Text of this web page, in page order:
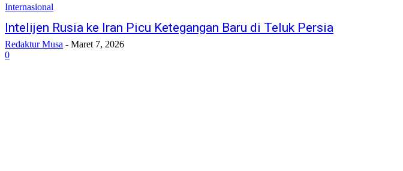
Internasional
Intelijen Rusia ke Iran Picu Ketegangan Baru di Teluk Persia
Redaktur Musa - Maret 7, 2026
0